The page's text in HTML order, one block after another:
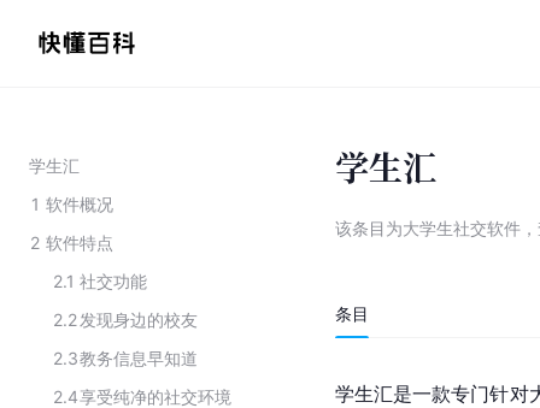
学生汇
1 软件概况
2 软件特点
2.1 社交功能
2.2发现身边的校友
2.3教务信息早知道
2.4享受纯净的社交环境
学生汇
该条目为大学生社交软件 ，
条目
学生汇是一款专门针对